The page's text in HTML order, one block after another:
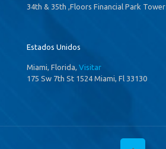
34th & 35th ,Floors Financial Park Tower
Estados Unidos
Miami, Florida, Visitar
175 Sw 7th St 1524 Miami, Fl 33130